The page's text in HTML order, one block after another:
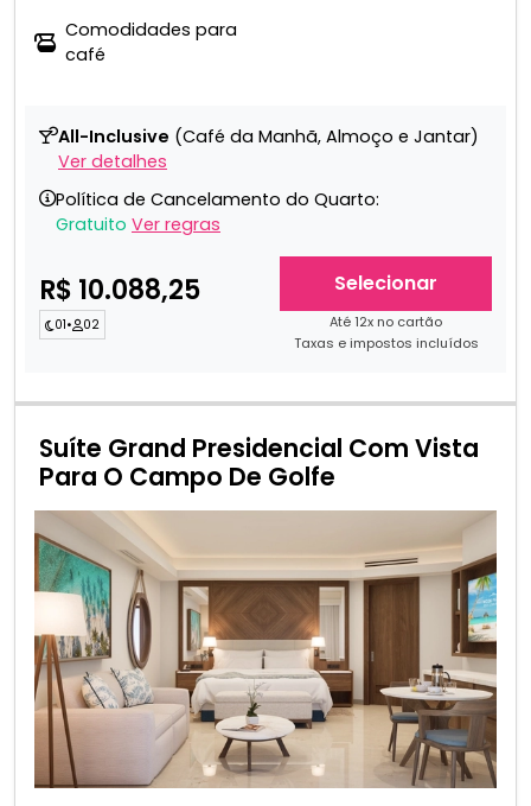
Comodidades para
café
All-Inclusive (Café da Manhã, Almoço e Jantar)
Ver detalhes
Política de Cancelamento do Quarto:
Gratuito Ver regras
R$ 10.088,25
01• 02
Selecionar
Até 12x no cartão
Taxas e impostos incluídos
Suíte Grand Presidencial Com Vista
Para O Campo De Golfe